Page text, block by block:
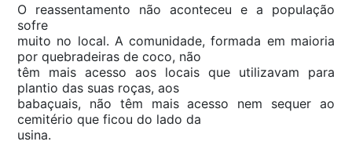
O reassentamento não aconteceu e a população
sofre
muito no local. A comunidade, formada em maioria
por quebradeiras de coco, não
têm mais acesso aos locais que utilizavam para
plantio das suas roças, aos
babaçuais, não têm mais acesso nem sequer ao
cemitério que ficou do lado da
usina.